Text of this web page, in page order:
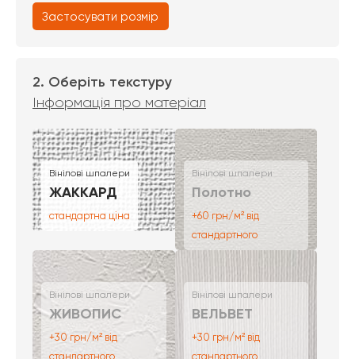
Застосувати розмір
2. Оберіть текстуру
Інформація про матеріал
Вінілові шпалери
ЖАККАРД
стандартна ціна
Вінілові шпалери
Полотно
+60 грн/м² від
стандартного
Вінілові шпалери
ЖИВОПИС
+30 грн/м² від
стандартного
Вінілові шпалери
ВЕЛЬВЕТ
+30 грн/м² від
стандартного